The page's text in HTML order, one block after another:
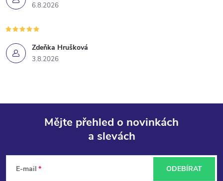
6.8.2026
Zdeňka Hrušková
3.8.2026
Mějte přehled o novinkách
a slevách
E-mail ODEBÍRAT